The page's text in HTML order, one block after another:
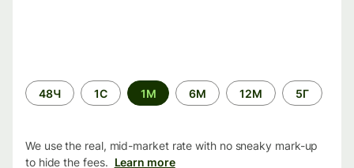
Time
period
48Ч 1С 1М 6М 12М 5Г
We use the real, mid-market rate with no sneaky mark-up
to hide the fees. Learn more